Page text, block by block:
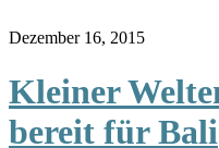
Dezember 16, 2015
Kleiner
bereit für Bali